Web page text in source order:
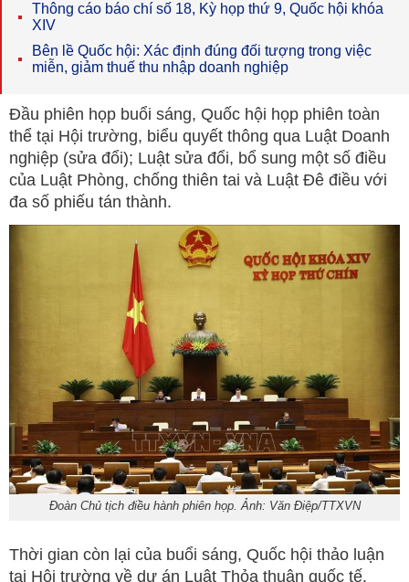
Thông cáo báo chí số 18, Kỳ họp thứ 9, Quốc hội khóa
XIV
Bên lề Quốc hội: Xác định đúng đối tượng trong việc
miễn, giảm thuế thu nhập doanh nghiệp
Đầu phiên họp buổi sáng, Quốc hội họp phiên toàn
thể tại Hội trường, biểu quyết thông qua Luật Doanh
nghiệp (sửa đổi); Luật sửa đổi, bổ sung một số điều
của Luật Phòng, chống thiên tai và Luật Đê điều với
đa số phiếu tán thành.
Đoàn Chủ tịch điều hành phiên họp. Ảnh: Văn Điệp/TTXVN
Thời gian còn lại của buổi sáng, Quốc hội thảo luận
tại Hội trường về dự án Luật Thỏa thuận quốc tế.